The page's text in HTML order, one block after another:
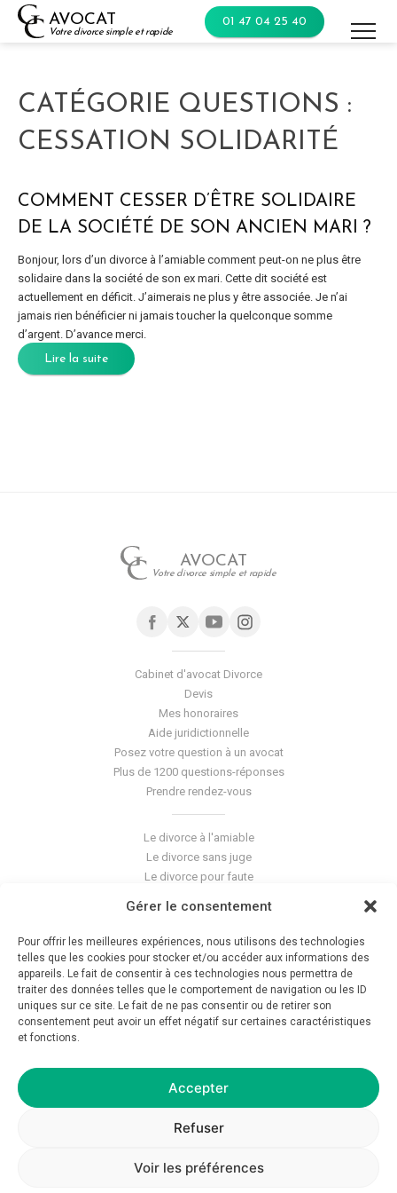
Gérer le consentement
Pour offrir les meilleures expériences, nous utilisons des technologies
telles que les cookies pour stocker et/ou accéder aux informations des
appareils. Le fait de consentir à ces technologies nous permettra de
traiter des données telles que le comportement de navigation ou les ID
uniques sur ce site. Le fait de ne pas consentir ou de retirer son
consentement peut avoir un effet négatif sur certaines caractéristiques
et fonctions.
Accepter
Refuser
Voir les préférences
Skip
AVOCAT
Votre divorce simple et rapide
01 47 04 25 40
CATÉGORIE QUESTIONS :
CESSATION SOLIDARITÉ
COMMENT CESSER D’ÊTRE SOLIDAIRE
DE LA SOCIÉTÉ DE SON ANCIEN MARI ?
Bonjour, lors d’un divorce à l’amiable comment peut-on ne plus être
solidaire dans la société de son ex mari. Cette dit société est
actuellement en déficit. J’aimerais ne plus y être associée. Je n’ai
jamais rien bénéficier ni jamais toucher la quelconque somme
d’argent. D’avance merci.
Lire la suite
AVOCAT
Votre divorce simple et rapide
Cabinet d'avocat Divorce
Devis
Mes honoraires
Aide juridictionnelle
Posez votre question à un avocat
Plus de 1200 questions-réponses
Prendre rendez-vous
Le divorce à l'amiable
Le divorce sans juge
Le divorce pour faute
La séparation de corps
Les violences conjugales
Le blog du cabinet
Glossaire
Crédits